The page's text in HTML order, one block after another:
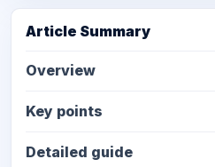
Article Summary
Overview
Key points
Detailed guide